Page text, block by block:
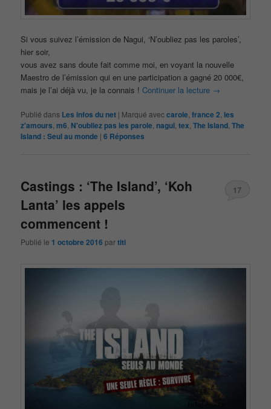
Si vous suivez l’émission de Nagui, ‘N’oubliez pas les paroles’,
hier soir,
vous avez sans doute fait comme moi, en voyant la nouvelle
Maestro de l’émission qui en une participation a gagné 20 000€,
mais je l’ai déjà vu, je la connais !Continuer la lecture →
Publié dans Les infos du net | Marqué aveccarole ,france 2 les
z'amours ,m6 N'oubliez pas les parole nagui ,tex ,The Island ,The
Island : Seul au monde |6 Réponses
Castings : ‘The Island’, ‘Koh
Lanta’ les appels
commencent !
Publié le 1 octobre 2016 partiti
17